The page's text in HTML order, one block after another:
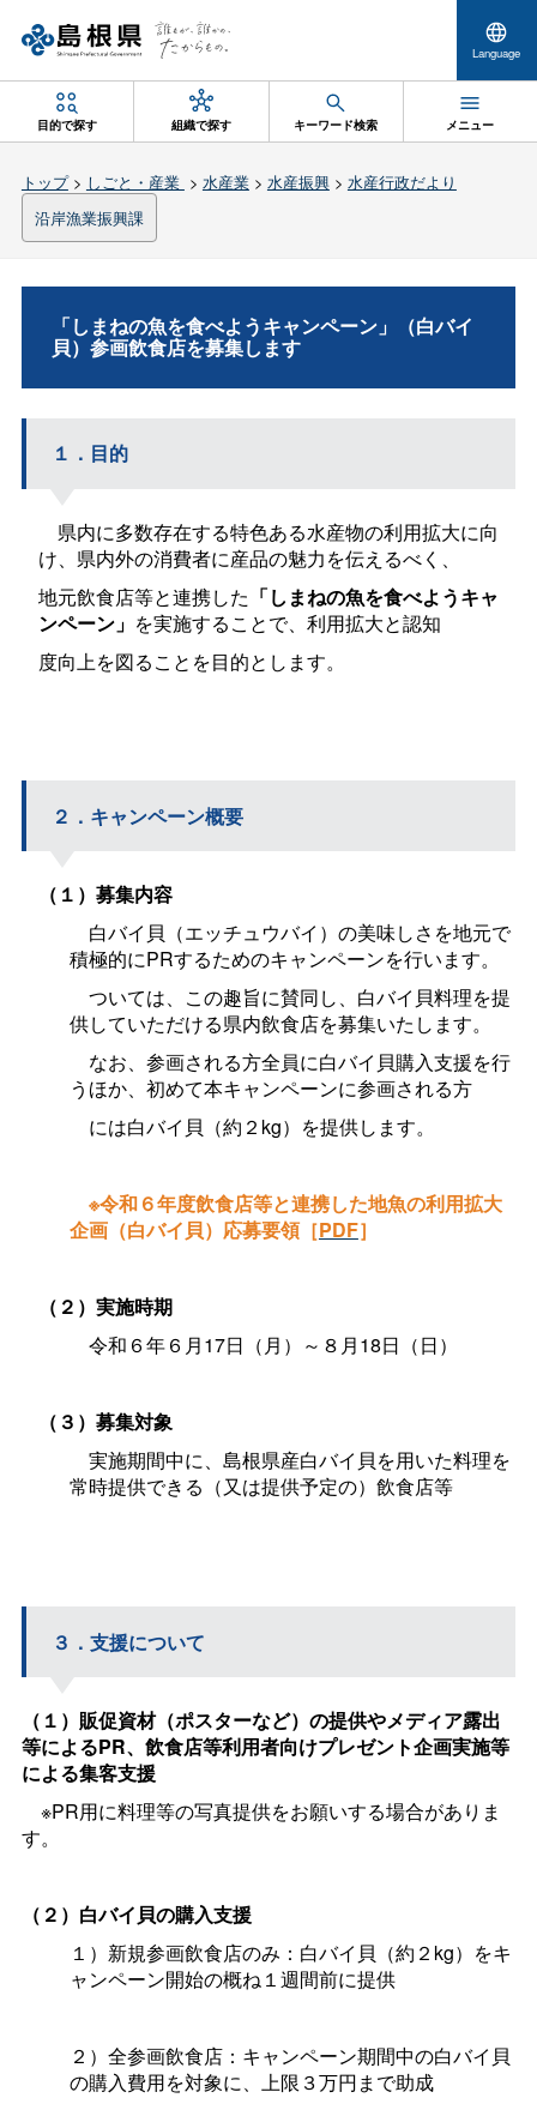
Language
目的で探す 組織で探す キーワード検索 メニュー
トップ> しごと・産業 > 水産業> 水産振興> 水産行政だより
沿岸漁業振興課
「しまねの魚を食べようキャンペーン」（白バイ
貝）参画飲食店を募集します
１．目的
県内に多数存在する特色ある水産物の利用拡大に向
け、県内外の消費者に産品の魅力を伝えるべく、
地元飲食店等と連携した 「しまねの魚を食べようキャ
ンペーン」 を実施することで、利用拡大と認知
度向上を図ることを目的とします。
２．キャンペーン概要
（１）募集内容
白バイ貝（エッチュウバイ）の美味しさを地元で
積極的にPRするためのキャンペーンを行います。
ついては、この趣旨に賛同し、白バイ貝料理を提
供していただける県内飲食店を募集いたします。
なお、参画される方全員に白バイ貝購入支援を行
うほか、初めて本キャンペーンに参画される方
には白バイ貝（約２kg）を提供します。
※令和６年度飲食店等と連携した地魚の利用拡大
企画（白バイ貝）応募要領［PDF］
（２）実施時期
令和６年６月17日（月）～８月18日（日）
（３）募集対象
実施期間中に、島根県産白バイ貝を用いた料理を
常時提供できる（又は提供予定の）飲食店等
３．支援について
（１）販促資材（ポスターなど）の提供やメディア露出
等によるPR、飲食店等利用者向けプレゼント企画実施等
による集客支援
※PR用に料理等の写真提供をお願いする場合がありま
す。
（２）白バイ貝の購入支援
１）新規参画飲食店のみ：白バイ貝（約２kg）をキ
ャンペーン開始の概ね１週間前に提供
２）全参画飲食店：キャンペーン期間中の白バイ貝
の購入費用を対象に、上限３万円まで助成